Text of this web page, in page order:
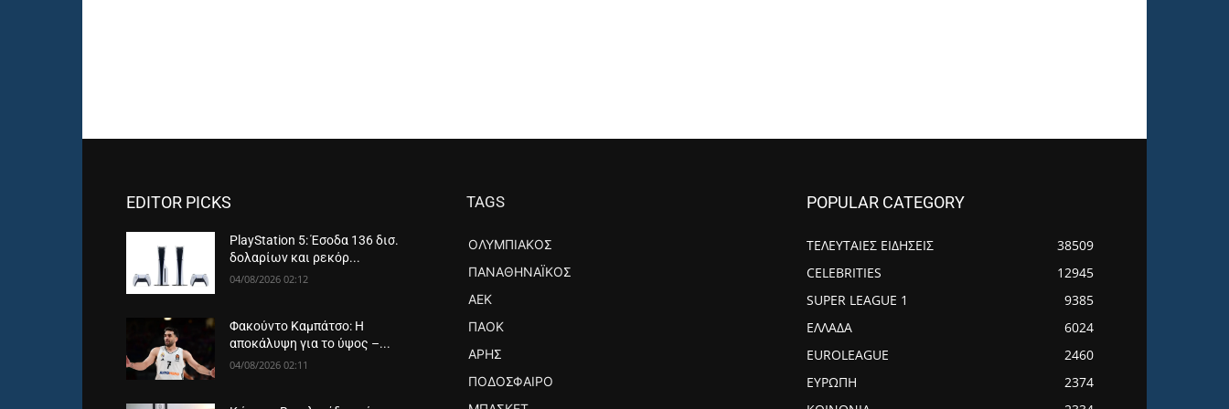
EDITOR PICKS
PlayStation 5: Έσοδα 136 δισ.
δολαρίων και ρεκόρ...
04/08/2026 02:12
Φακούντο Καμπάτσο: Η
αποκάλυψη για το ύψος –...
04/08/2026 02:11
TAGS
ΟΛΥΜΠΙΑΚΌΣ
ΠΑΝΑΘΗΝΑΪΚΌΣ
ΑΕΚ
ΠΑΟΚ
ΆΡΗΣ
ΠΟΔΌΣΦΑΙΡΟ
POPULAR CATEGORY
ΤΕΛΕΥΤΑΙΕΣ ΕΙΔΗΣΕΙΣ
38509
CELEBRITIES
12945
SUPER LEAGUE 1
9385
ΕΛΛΑΔΑ
6024
EUROLEAGUE
2460
ΕΥΡΩΠΗ
2374